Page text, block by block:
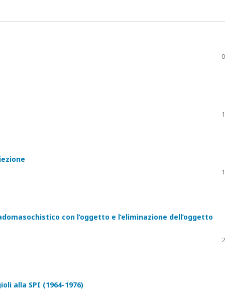
con l’oggetto e l’eliminazione dell’oggetto
alla SPI (1964-1976)